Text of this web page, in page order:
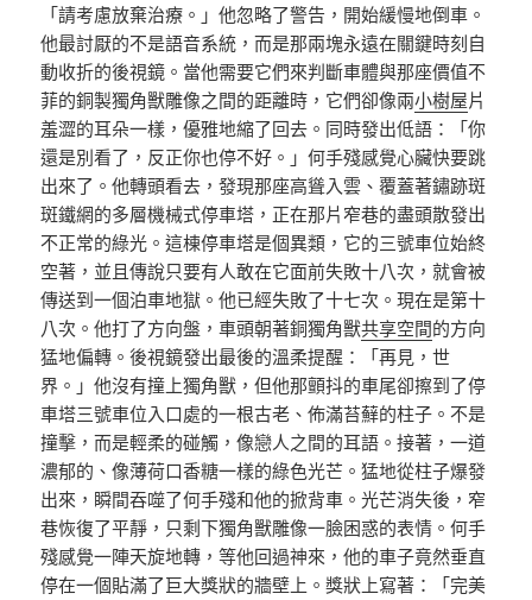
「請考慮放棄治療。」他忽略了警告，開始緩慢地倒車。
他最討厭的不是語音系統，而是那兩塊永遠在關鍵時刻自
動收折的後視鏡。當他需要它們來判斷車體與那座價值不
菲的銅製獨角獸雕像之間的距離時，它們卻像兩小樹屋片
羞澀的耳朵一樣，優雅地縮了回去。同時發出低語：「你
還是別看了，反正你也停不好。」何手殘感覺心臟快要跳
出來了。他轉頭看去，發現那座高聳入雲、覆蓋著鏽跡斑
斑鐵網的多層機械式停車塔，正在那片窄巷的盡頭散發出
不正常的綠光。這棟停車塔是個異類，它的三號車位始終
空著，並且傳說只要有人敢在它面前失敗十八次，就會被
傳送到一個泊車地獄。他已經失敗了十七次。現在是第十
八次。他打了方向盤，車頭朝著銅獨角獸共享空間的方向
猛地偏轉。後視鏡發出最後的溫柔提醒：「再見，世
界。」他沒有撞上獨角獸，但他那顫抖的車尾卻擦到了停
車塔三號車位入口處的一根古老、佈滿苔蘚的柱子。不是
撞擊，而是輕柔的碰觸，像戀人之間的耳語。接著，一道
濃郁的、像薄荷口香糖一樣的綠色光芒。猛地從柱子爆發
出來，瞬間吞噬了何手殘和他的掀背車。光芒消失後，窄
巷恢復了平靜，只剩下獨角獸雕像一臉困惑的表情。何手
殘感覺一陣天旋地轉，等他回過神來，他的車子竟然垂直
停在一個貼滿了巨大獎狀的牆壁上。獎狀上寫著：「完美